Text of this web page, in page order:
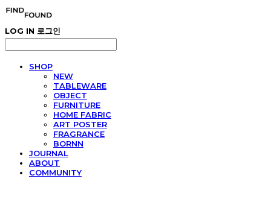
LOG IN 로그인
SHOP
NEW
TABLEWARE
OBJECT
FURNITURE
HOME FABRIC
ART POSTER
FRAGRANCE
BORNN
JOURNAL
ABOUT
COMMUNITY